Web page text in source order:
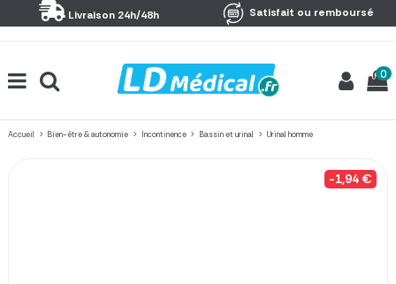
Livraison 24h/48h Satisfait ou remboursé
0
Accueil Bien-être & autonomie Incontinence Bassin et urinal Urinal homme
-1,94 €
Panneau de gestion des cookies